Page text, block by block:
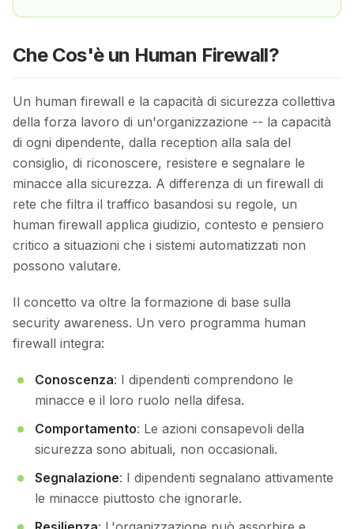
Che Cos'è un Human Firewall?
Un human firewall e la capacità di sicurezza collettiva
della forza lavoro di un'organizzazione -- la capacità
di ogni dipendente, dalla reception alla sala del
consiglio, di riconoscere, resistere e segnalare le
minacce alla sicurezza. A differenza di un firewall di
rete che filtra il traffico basandosi su regole, un
human firewall applica giudizio, contesto e pensiero
critico a situazioni che i sistemi automatizzati non
possono valutare.
Il concetto va oltre la formazione di base sulla
security awareness. Un vero programma human
firewall integra:
Conoscenza: I dipendenti comprendono le
minacce e il loro ruolo nella difesa.
Comportamento: Le azioni consapevoli della
sicurezza sono abituali, non occasionali.
Segnalazione: I dipendenti segnalano attivamente
le minacce piuttosto che ignorarle.